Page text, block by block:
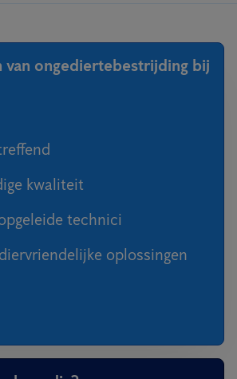
van ongediertebestrijding bij
kwaliteit
technici
oplossingen